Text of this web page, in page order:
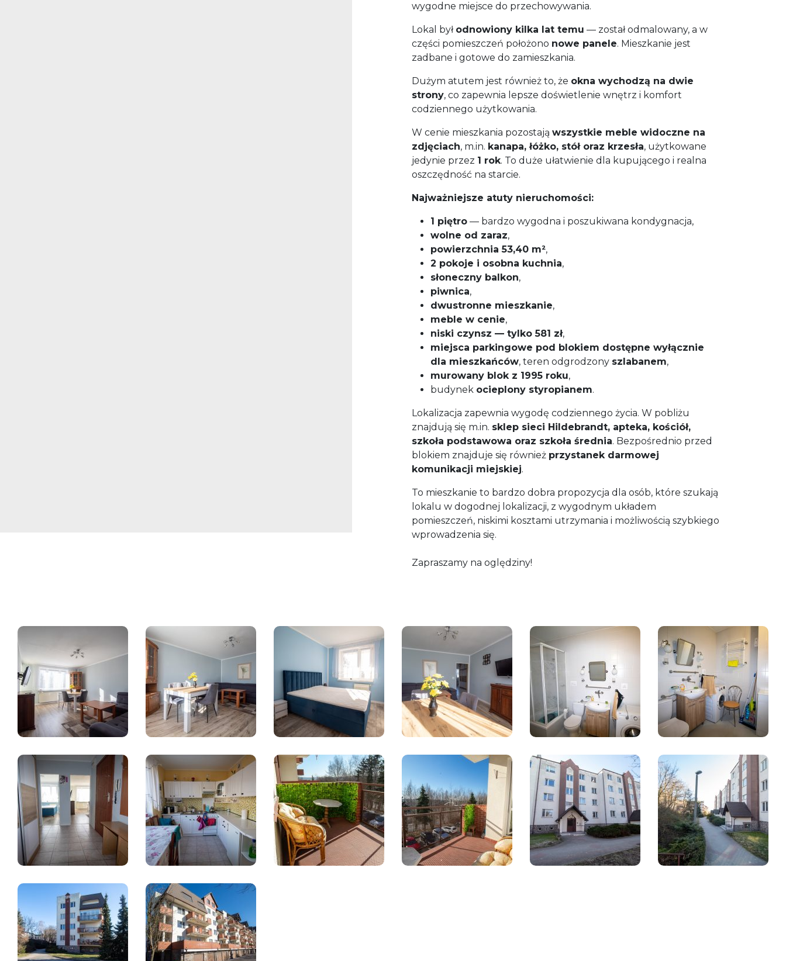
wygodne miejsce do przechowywania.
Lokal był odnowiony kilka lat temu — został odmalowany, a w
części pomieszczeń położono nowe panele. Mieszkanie jest
zadbane i gotowe do zamieszkania.
Dużym atutem jest również to, że okna wychodzą na dwie
strony, co zapewnia lepsze doświetlenie wnętrz i komfort
codziennego użytkowania.
W cenie mieszkania pozostają wszystkie meble widoczne na
zdjęciach, m.in. kanapa, łóżko, stół oraz krzesła, użytkowane
jedynie przez 1 rok. To duże ułatwienie dla kupującego i realna
oszczędność na starcie.
Najważniejsze atuty nieruchomości:
1 piętro — bardzo wygodna i poszukiwana kondygnacja,
wolne od zaraz,
powierzchnia 53,40 m²,
2 pokoje i osobna kuchnia,
słoneczny balkon,
piwnica,
dwustronne mieszkanie,
meble w cenie,
niski czynsz — tylko 581 zł,
miejsca parkingowe pod blokiem dostępne wyłącznie
dla mieszkańców, teren odgrodzony szlabanem,
murowany blok z 1995 roku,
budynek ocieplony styropianem.
Lokalizacja zapewnia wygodę codziennego życia. W pobliżu
znajdują się m.in. sklep sieci Hildebrandt, apteka, kościół,
szkoła podstawowa oraz szkoła średnia. Bezpośrednio przed
blokiem znajduje się również przystanek darmowej
komunikacji miejskiej.
To mieszkanie to bardzo dobra propozycja dla osób, które szukają
lokalu w dogodnej lokalizacji, z wygodnym układem
pomieszczeń, niskimi kosztami utrzymania i możliwością szybkiego
wprowadzenia się.
Zapraszamy na oględziny!